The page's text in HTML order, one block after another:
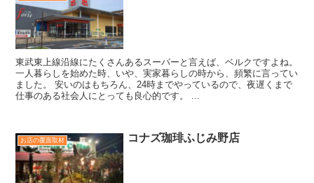
東武東上線沿線にたくさんあるスーパーと言えば、ベルクですよね。
一人暮らしを始めた時、いや、実家暮らしの時から、頻繁に言ってい
ました。 安いのはもちろん、24時までやっているので、夜遅くまで
仕事のある社会人にとっても良心的です。 ...
お店の覆面取材 コナズ珈琲ふじみ野店